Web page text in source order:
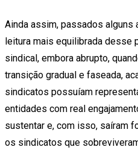
Ainda assim, passados
leitura mais equilibrada desse
sindical, embora abrupto,
transição gradual e faseada,
sindicatos possuíam
entidades com real
sustentar e, com isso, saíram
os sindicatos que